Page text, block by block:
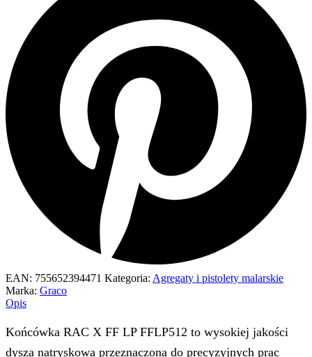
EAN: 755652394471 Kategoria:Agregaty i pistolety malarskie
Marka:
Graco
Opis
Końcówka RAC X FF LP FFLP512 to wysokiej jakości
dysza natryskowa przeznaczona do precyzyjnych prac
wykończeniowych wymagających niskiego ciśnienia.
Dzięki technologii RAC X oraz solidnemu wykonaniu z
węglika wolframu, końcówka zapewnia doskonałe
rezultaty i długotrwałą trwałość. Idealna do aplikacji
podkładów, bejc, emalii oraz innych materiałów zarówno
na bazie wodnej, jak i rozpuszczalników. Może być
stosowana z uchwytem RAC X HandTite Tip Guard, co
użytkowania.